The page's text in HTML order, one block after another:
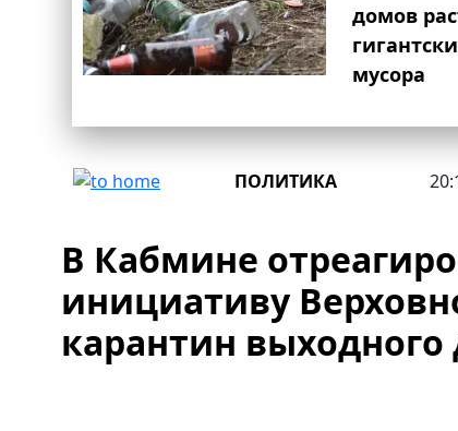
домов
мусора
ПОЛИТИКА
В Кабмине
инициативу
карантин выходного